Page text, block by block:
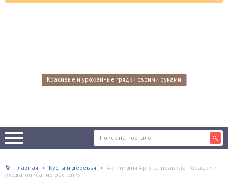
Красивые и урожайные грядки своими руками
Главная Кусты и деревья
Актинидия Аргута: правила посадки и
ухода, описание растения